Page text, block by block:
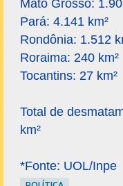
Mato Grosso:
Pará: 4.141 km²
Rondônia: 1.512
Roraima: 240 km²
Tocantins: 27 km²
Total de
km²
*Fonte: UOL/Inpe